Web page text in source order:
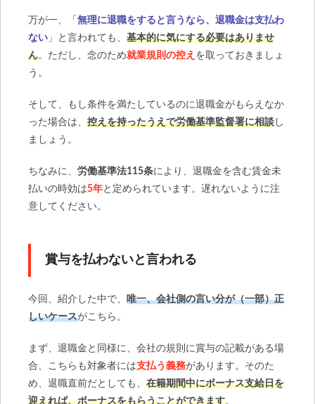
万が一、「 無理に退職をすると言うなら、退職金は支払わ
ない 」と言われても、 基本的に気にする必要はありませ
ん。ただし、念のため就業規則の控え を取っておきましょ
う。
そして、もし条件を満たしているのに退職金がもらえなか
った場合は、 控えを持ったうえで労働基準監督署に相談 し
ましょう。
ちなみに、 労働基準法115条により、退職金を含む賃金未
払いの時効は5年と定められています。遅れないように注
意してください。
賞与を払わないと言われる
今回、紹介した中で、 唯一、会社側の言い分が（一部）正
しいケースがこちら。
まず、退職金と同様に、会社の規則に賞与の記載がある場
合、こちらも対象者には支払う義務があります。そのた
め、退職直前だとしても、 在籍期間中にボーナス支給日を
迎えれば、ボーナスをもらうことができます。